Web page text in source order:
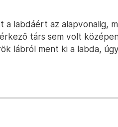
a labdáért az alapvonalig,
társ sem volt
lábról ment ki a labda,